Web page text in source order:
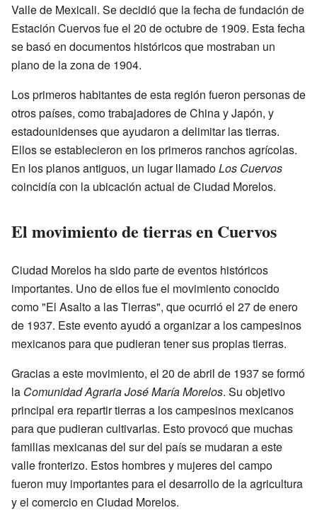
Valle de Mexicali. Se decidió que la fecha de fundación de
Estación Cuervos fue el 20 de octubre de 1909. Esta fecha
se basó en documentos históricos que mostraban un
plano de la zona de 1904.
Los primeros habitantes de esta región fueron personas de
otros países, como trabajadores de China y Japón, y
estadounidenses que ayudaron a delimitar las tierras.
Ellos se establecieron en los primeros ranchos agrícolas.
En los planos antiguos, un lugar llamadoLos Cuervos
coincidía con la ubicación actual de Ciudad Morelos.
El movimiento de tierras en Cuervos
Ciudad Morelos ha sido parte de eventos históricos
importantes. Uno de ellos fue el movimiento conocido
como "El Asalto a las Tierras", que ocurrió el 27 de enero
de 1937. Este evento ayudó a organizar a los campesinos
mexicanos para que pudieran tener sus propias tierras.
Gracias a este movimiento, el 20 de abril de 1937 se formó
la Comunidad Agraria José María Morelos. Su objetivo
principal era repartir tierras a los campesinos mexicanos
para que pudieran cultivarlas. Esto provocó que muchas
familias mexicanas del sur del país se mudaran a este
valle fronterizo. Estos hombres y mujeres del campo
fueron muy importantes para el desarrollo de la agricultura
y el comercio en Ciudad Morelos.